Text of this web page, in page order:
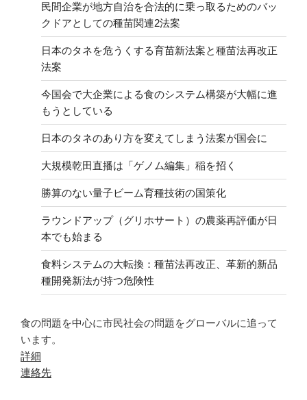
民間企業が地方自治を合法的に乗っ取るためのバッ
クドアとしての種苗関連2法案
日本のタネを危うくする育苗新法案と種苗法再改正
法案
今国会で大企業による食のシステム構築が大幅に進
もうとしている
日本のタネのあり方を変えてしまう法案が国会に
大規模乾田直播は「ゲノム編集」稲を招く
勝算のない量子ビーム育種技術の国策化
ラウンドアップ（グリホサート）の農薬再評価が日
本でも始まる
食料システムの大転換：種苗法再改正、革新的新品
種開発新法が持つ危険性
食の問題を中心に市民社会の問題をグローバルに追って
います。
詳細
連絡先